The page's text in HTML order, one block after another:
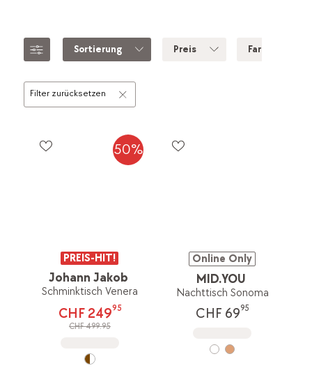
Sortierung Preis Farbe
Filter zurücksetzen
50%
PREIS-HIT!
Johann Jakob
Schminktisch Venera
CHF 24995
CHF 499.95
Online Only
MID.YOU
Nachttisch Sonoma
CHF 6995